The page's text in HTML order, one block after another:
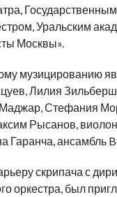
Уральским
Москвы».
музицированию
Лилия
Стефания
Рысанов,
Гаранча, ансамбль
скрипача с
оркестра, был